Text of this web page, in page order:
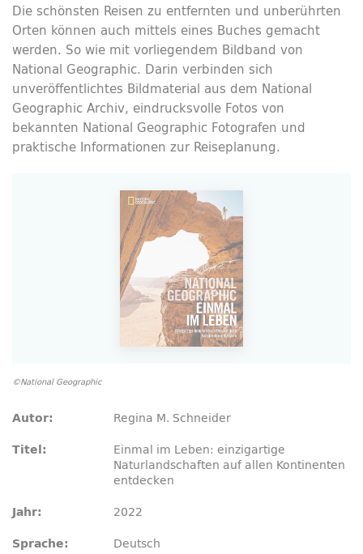
Die schönsten Reisen zu entfernten und unberührten
Orten können auch mittels eines Buches gemacht
werden. So wie mit vorliegendem Bildband von
National Geographic. Darin verbinden sich
unveröffentlichtes Bildmaterial aus dem National
Geographic Archiv, eindrucksvolle Fotos von
bekannten National Geographic Fotografen und
praktische Informationen zur Reiseplanung.
©National Geographic
Autor: Regina M. Schneider
Titel: Einmal im Leben: einzigartige
Naturlandschaften auf allen Kontinenten
entdecken
Jahr: 2022
Sprache: Deutsch